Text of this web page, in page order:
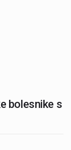
bolesnike s